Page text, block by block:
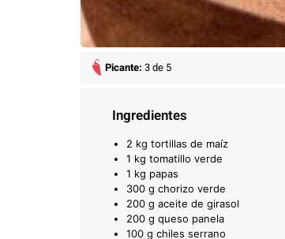
Picante: 3 de 5
Ingredientes
2 kg tortillas de maíz
1 kg tomatillo verde
1 kg papas
300 g chorizo verde
200 g aceite de girasol
200 g queso panela
100 g chiles serrano